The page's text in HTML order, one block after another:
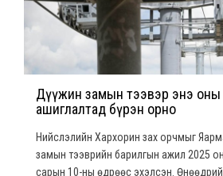
Дүүжин замын тээвэр энэ оны
ашиглалтад бүрэн орно
Нийслэлийн Хархорин зах орчмыг
замын тээврийн барилгын ажил 2025
сарын 10-ны өдрөөс эхэлсэн.